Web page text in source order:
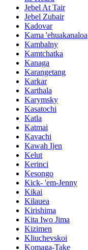
Jebel At Tair
Jebel Zubair
Kadovar
Kama 'ehuakanaloa
Kambalny
Kamtchatka
Kanaga
Karangetang
Karkar
Karthala
Karymsky
Kasatochi
Katla
Katmai
Kavachi
Kawah Ijen
Kelut
Kerinci
Kesongo
Kick- 'em-Jenny
Kikai
Kilauea
Kirishima
Kita Iwo Jima
Kizimen
Kliuchevskoi
Komaga-Take